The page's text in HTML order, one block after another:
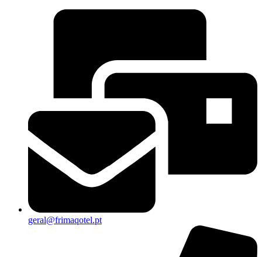
geral@frimaqotel.pt